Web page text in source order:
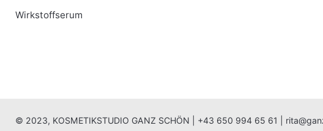
Wirkstoffserum
© 2023, KOSMETIKSTUDIO GANZ SCHÖN | +43 650 994 65 61